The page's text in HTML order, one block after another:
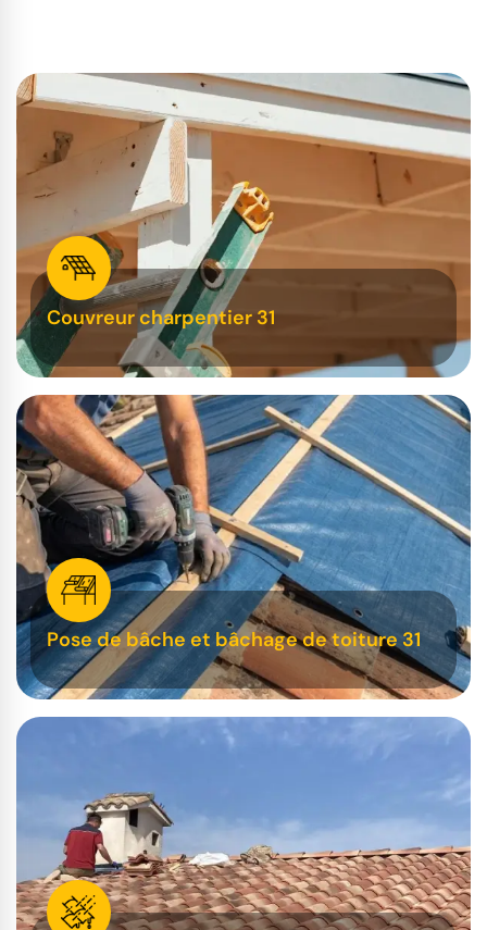
Couvreur charpentier 31
Pose de bâche et bâchage de toiture 31